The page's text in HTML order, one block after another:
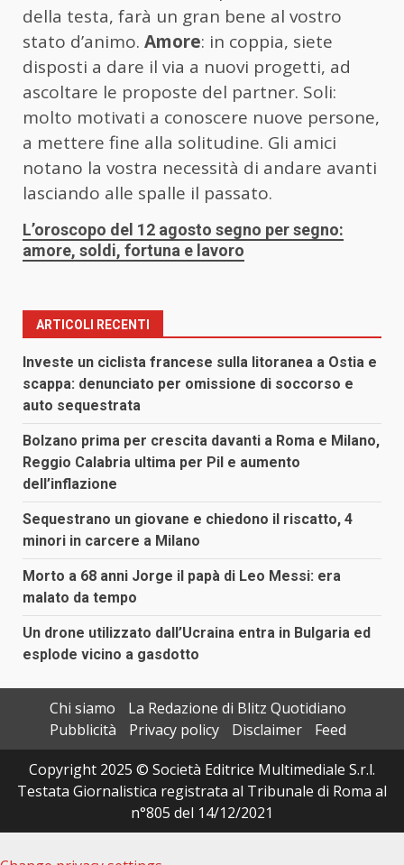
della testa, farà un gran bene al vostro
stato d’animo. Amore: in coppia, siete
disposti a dare il via a nuovi progetti, ad
ascoltare le proposte del partner. Soli:
molto motivati a conoscere nuove persone,
a mettere fine alla solitudine. Gli amici
notano la vostra necessità di andare avanti
lasciando alle spalle il passato.
L’oroscopo del 12 agosto segno per segno:
amore, soldi, fortuna e lavoro
ARTICOLI RECENTI
Investe un ciclista francese sulla litoranea a Ostia e
scappa: denunciato per omissione di soccorso e
auto sequestrata
Bolzano prima per crescita davanti a Roma e Milano,
Reggio Calabria ultima per Pil e aumento
dell’inflazione
Sequestrano un giovane e chiedono il riscatto, 4
minori in carcere a Milano
Morto a 68 anni Jorge il papà di Leo Messi: era
malato da tempo
Un drone utilizzato dall’Ucraina entra in Bulgaria ed
esplode vicino a gasdotto
Chi siamo
La Redazione di Blitz Quotidiano
Pubblicità
Privacy policy Disclaimer
Feed
Copyright 2025 © Società Editrice Multimediale S.r.l.
Testata Giornalistica registrata al Tribunale di Roma al
n°805 del 14/12/2021